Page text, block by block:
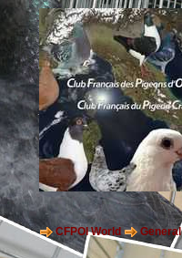
CFPOI World General